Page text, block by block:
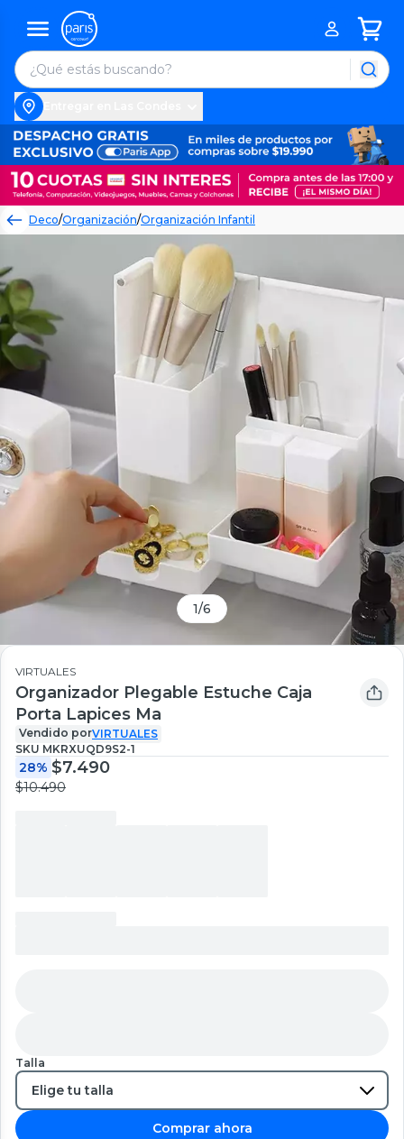
Deco/Organización/Organización Infantil
1/6
VIRTUALES
Organizador Plegable Estuche Caja
Porta Lapices Ma
Vendido porVIRTUALES
SKU MKRXUQD9S2-1
28% $7.490
$10.490
Talla
Comprar ahora